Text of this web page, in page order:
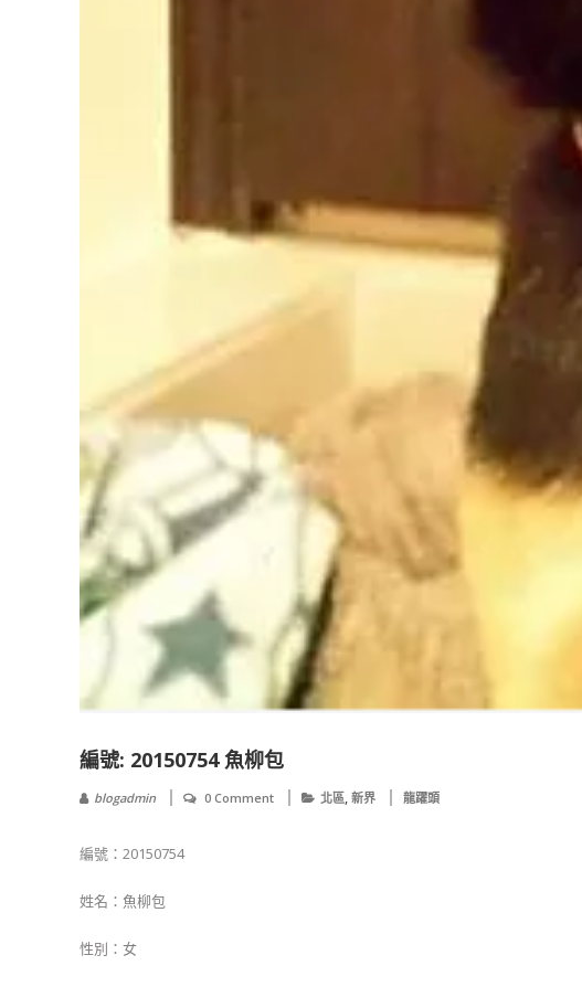
編號: 20150754 魚柳包
blogadmin 0 Comment 北區, 新界 龍躍頭
編號：20150754
姓名：魚柳包
性別：女